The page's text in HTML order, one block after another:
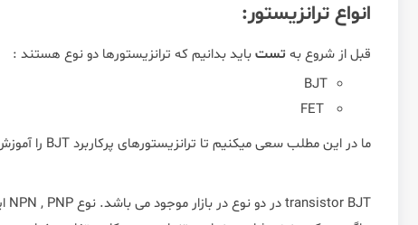
انواع ترانزیستور:
قبل از شروع به تستباید بدانیم که ترانزیستورها دو نوع هستند :
BJT
ما در این مطلب سعی میکنیم تا ترانزیستورهای پرکاربرد BJT را آموزش دهیم. چراکه درک آن بسیار ساده تر خواهد بود.
transistor BJT در دو نوع در بازار موجود می باشد. نوع NPN , PNP این دو نوع در عملکرد تفاوتی با یکدیگر ندارند